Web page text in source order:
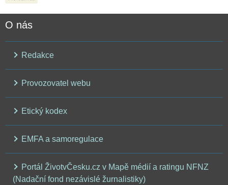
O nás
Redakce
Provozovatel webu
Etický kodex
EMFA a samoregulace
Portál ŽivotvČesku.cz v Mapě médií a ratingu NFNZ
(Nadační fond nezávislé žurnalistiky)